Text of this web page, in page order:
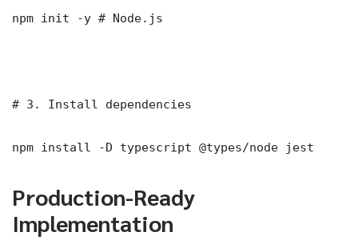
npm init -y # Node.js
# 3. Install dependencies
npm install -D typescript @types/node jest
Production-Ready
Implementation